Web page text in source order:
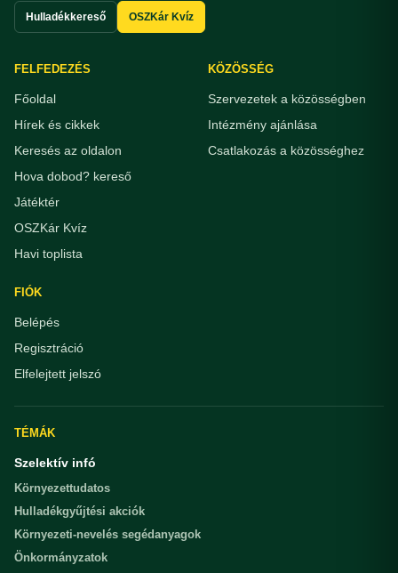
Hulladékkereső OSZKár Kvíz
FELFEDEZÉS
Főoldal
Hírek és cikkek
Keresés az oldalon
Hova dobod? kereső
Játéktér
OSZKár Kvíz
Havi toplista
KÖZÖSSÉG
Szervezetek a közösségben
Intézmény ajánlása
Csatlakozás a közösséghez
FIÓK
Belépés
Regisztráció
Elfelejtett jelszó
TÉMÁK
Szelektív infó
Környezettudatos
Hulladékgyűjtési akciók
Környezeti-nevelés segédanyagok
Önkormányzatok